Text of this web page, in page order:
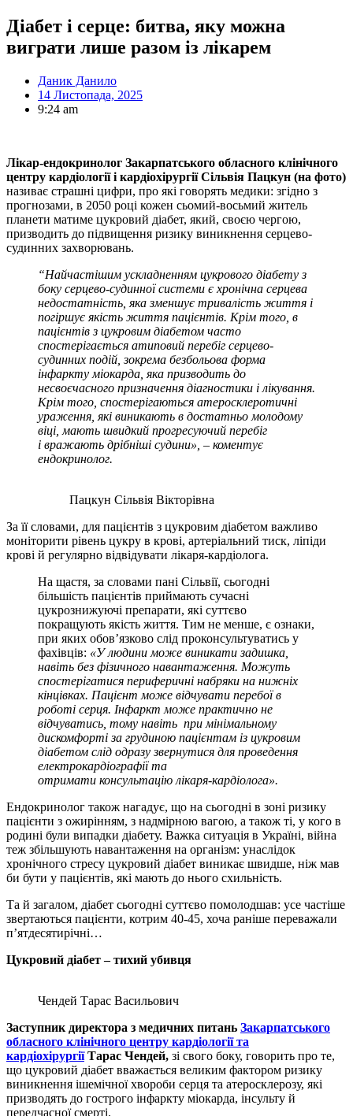
Діабет і серце: битва, яку можна
виграти лише разом із лікарем
Даник Данило
14 Листопада, 2025
9:24 am
Лікар-ендокринолог Закарпатського обласного клінічного
центру кардіології і кардіохірургіїСільвія Пацкун (на фото)
називає страшні цифри, про які говорять медики: згідно з
прогнозами, в 2050 році кожен сьомий-восьмий житель
планети матиме цукровий діабет, який, своєю чергою,
призводить до підвищення ризику виникнення серцево-
судинних захворювань.
“Найчастішим ускладненням цукрового діабету з
боку серцево-судинної системи є хронічна серцева
недостатність, яка зменшує тривалість життя і
погіршує якість життя пацієнтів. Крім того, в
пацієнтів з цукровим діабетом часто
спостерігається атиповий перебіг серцево-
судинних подій, зокрема безбольова форма
інфаркту міокарда яка призводить до
несвоєчасного призначення діагностики і лікування.
Крім того, спостерігаються атеросклеротичні
ураження , які виникають в достатньо молодому
віці, мають швидкий прогресуючий перебіг
і вражають дрібніші судини», – коментує
ендокринолог.
Пацкун Сільвія Вікторівна
За її словами, для пацієнтів з цукровим діабетом важливо
моніторити рівень цукру в крові, артеріальний тиск, ліпіди
крові й регулярно відвідувати лікаря-кардіолога.
На щастя, за словами пані Сільвії, сьогодні
більшість пацієнтів приймають сучасні
цукрознижуючі препарати, які суттєво
покращують якість життя. Тим не менше, є ознаки,
при яких обов’язково слід проконсультуватись у
фахівців: «У людини може виникати задишка,
навіть без фізичного навантаження. Можуть
спостерігатися периферичні набряки на нижніх
кінцівках. Пацієнт може відчувати перебої в
роботі серця. Інфаркт може практично не
відчуватись, тому навіть при мінімальному
дискомфорті за грудиною пацієнтам із цукровим
діабетом слід одразу звернутися для проведення
електрокардіографіїта
отримати консультацію лікаря-кардіолога».
Ендокринолог також нагадує, що на сьогодні в зоні ризику
пацієнти з ожирінням, з надмірною вагою, а також ті, у кого в
родині були випадки діабету. Важка ситуація в Україні, війна
теж збільшують навантаження на організм: унаслідок
хронічного стресу цукровий діабет виникає швидше, ніж мав
би бути у пацієнтів, які мають до нього схильність.
Та й загалом, діабет сьогодні суттєво помолодшав: усе частіше
звертаються пацієнти, котрим 40-45, хоча раніше переважали
п’ятдесятирічні…
Цукровий діабет – тихий убивця
Чендей Тарас Васильович
Заступник директора з медичних питань Закарпатського
обласного клінічного центру кардіології та
кардіохірургіїТарас Чендей, зі свого боку, говорить про те,
що цукровий діабет вважається великим фактором ризику
виникнення ішемічної хвороби серця та атеросклерозу, які
призводять до гострого інфаркту міокарда, інсульту й
передчасної смерті.